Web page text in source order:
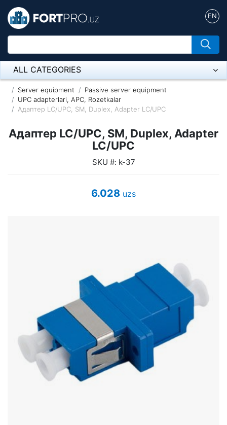
EN
ALL CATEGORIES
Микрофон
Напольные розетки
Оборудование Mikrotik
ADSL, Wan / Lan Routers, Wi-Fi
UPS Uninterruptible Power Supply
Mouses and keybords
Cooling systems
Server equipment
Server equipment
Passive server equipment
UPC adapterlari, APC, Rozetkalar
Адаптер LC/UPC, SM, Duplex, Adapter LC/UPC
Адаптер LC/UPC, SM, Duplex, Adapter
LC/UPC
SKU #: k-37
6.028 uzs